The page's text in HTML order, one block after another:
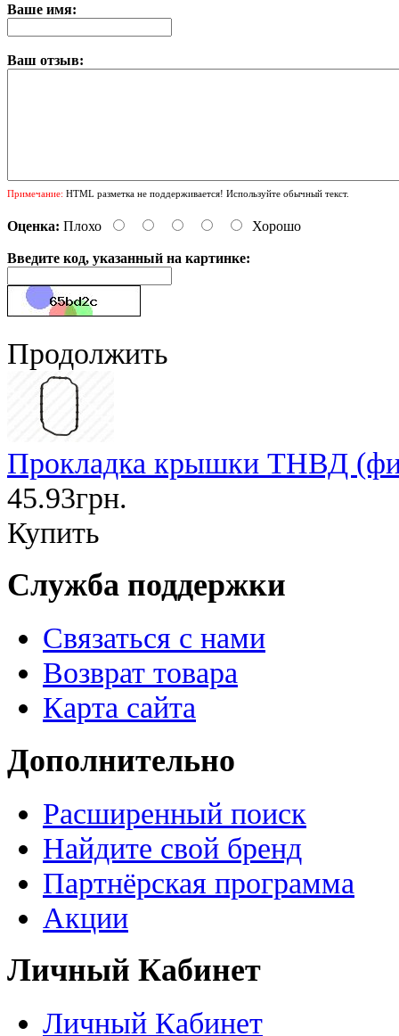
Ваше имя:
Ваш отзыв:
Примечание: HTML разметка не поддерживается! Используйте обычный текст.
Оценка: Плохо Хорошо
Введите код, указанный на картинке:
Продолжить
Прокладка крышки ТНВД
45.93грн.
Купить
Служба поддержки
Связаться с нами
Возврат товара
Карта сайта
Дополнительно
Расширенный поиск
Найдите свой бренд
Партнёрская программа
Акции
Личный Кабинет
Личный Кабинет